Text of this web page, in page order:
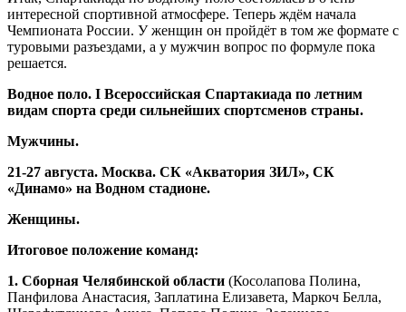
интересной спортивной атмосфере. Теперь ждём начала
Чемпионата России. У женщин он пройдёт в том же формате с
туровыми разъездами, а у мужчин вопрос по формуле пока
решается.
Водное поло. I Всероссийская Спартакиада по летним
видам спорта среди сильнейших спортсменов страны.
Мужчины.
21-27 августа. Москва. СК «Акватория ЗИЛ», СК
«Динамо» на Водном стадионе.
Женщины.
Итоговое положение команд:
1. Сборная Челябинской области (Косолапова Полина,
Панфилова Анастасия, Заплатина Елизавета, Маркоч Белла,